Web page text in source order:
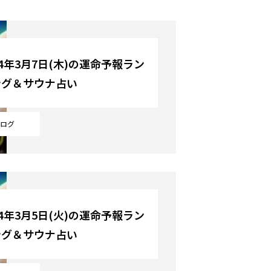
グ
年3月7日(木)の運命予報ラン
＆サウナ占い
年3月5日(火)の運命予報ラン
＆サウナ占い